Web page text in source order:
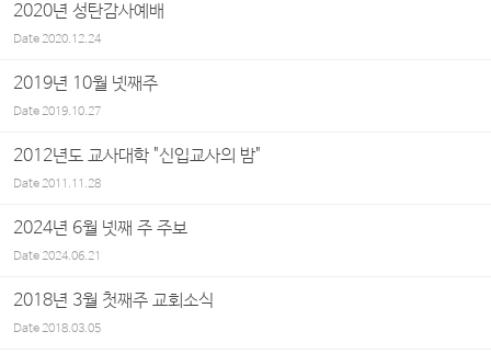
2020년 성탄감사예배
Date2020.12.24
2019년 10월 넷째주
Date2019.10.27
2012년도 교사대학 "신입교사의 밤"
Date2011.11.28
2024년 6월 넷째 주 주보
Date2024.06.21
2018년 3월 첫째주 교회소식
Date2018.03.05